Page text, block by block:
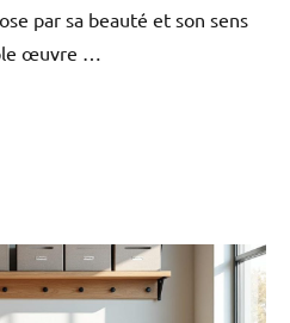
par sa beauté et son sens
œuvre …